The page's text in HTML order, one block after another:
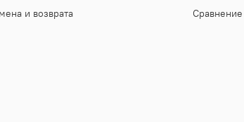
и возврата
Сравнение